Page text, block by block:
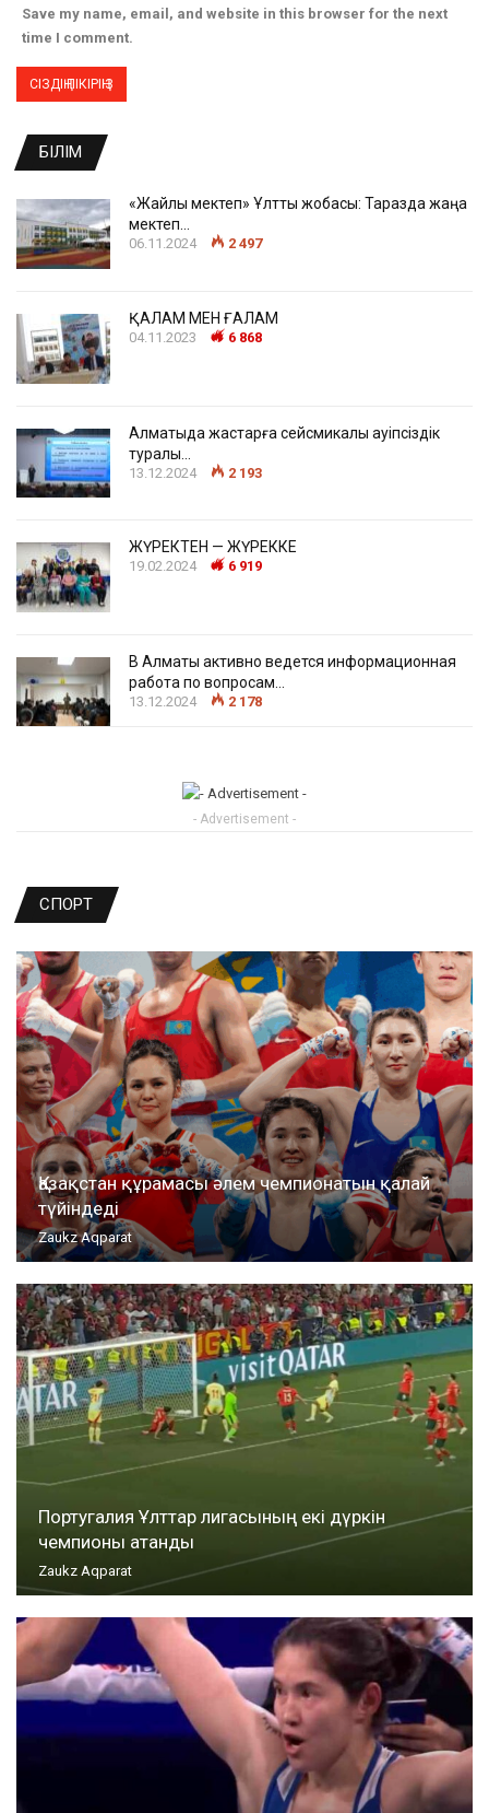
Save my name, email, and website in this browser for the next
time I comment.
БІЛІМ
«Жайлы мектеп» Ұлттық жобасы: Таразда жаңа
мектеп…
06.11.2024 2 497
ҚАЛАМ МЕН ҒАЛАМ
04.11.2023 6 868
Алматыда жастарға сейсмикалық қауіпсіздік
туралы…
13.12.2024 2 193
ЖҮРЕКТЕН — ЖҮРЕККЕ
19.02.2024 6 919
В Алматы активно ведется информационная
работа по вопросам…
13.12.2024 2 178
- Advertisement -
СПОРТ
Қазақстан құрамасы әлем чемпионатын қалай
түйіндеді
Zaukz Aqparat
Португалия Ұлттар лигасының екі дүркін
чемпионы атанды
Zaukz Aqparat